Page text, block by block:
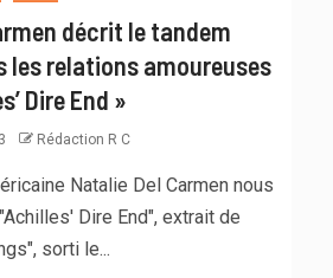
décrit le tandem
les relations amoureuses
Dire End »
Rédaction R C
Natalie Del Carmen nous
Dire End", extrait de
sorti le...